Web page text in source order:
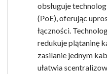
obsługuje
(PoE), oferując
łączności.
redukuje plątaninę
zasilanie jednym
ułatwia